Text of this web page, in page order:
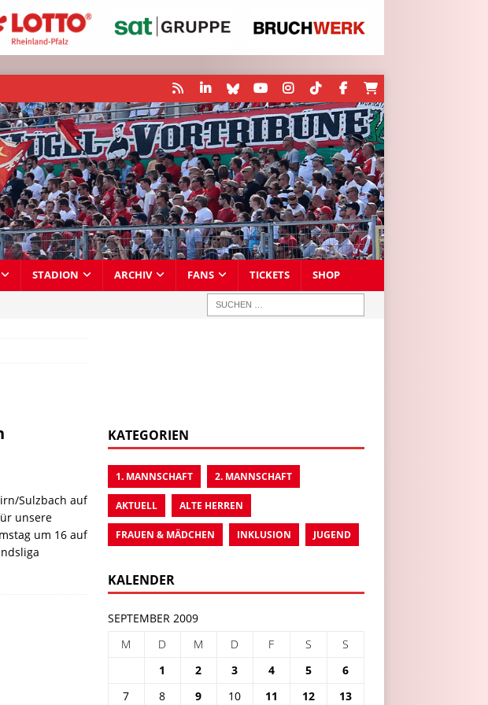
STADION ARCHIV FANS TICKETS SHOP
Sulzbach auf
unsere
um 16 auf
KATEGORIEN
1. MANNSCHAFT 2. MANNSCHAFT
AKTUELL ALTE HERREN
FRAUEN & MÄDCHEN INKLUSION JUGEND
KALENDER
SEPTEMBER 2009
M
D M D F S
S
1
2 3 4 5
6
7
8 9 10 11 12 13